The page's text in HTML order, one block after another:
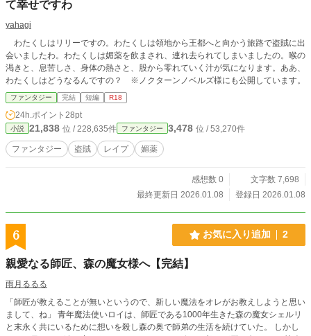
て幸せですわ
yahagi
わたくしはリリーですの。わたくしは領地から王都へと向かう旅路で盗賊に出
会いましたわ。わたくしは媚薬を飲まされ、連れ去られてしまいましたの。喉の
渇きと、息苦しさ、身体の熱さと、股から零れていく汁が気になります。ああ、
わたくしはどうなるんですの？ ※ノクターンノベルズ様にも公開しています。
ファンタジー 完結 短編 R18
24h.ポイント 28pt
小説 21,838 位 / 228,635件 ファンタジー 3,478 位 / 53,270件
ファンタジー 盗賊 レイプ 媚薬
感想数 0
文字数 7,698
最終更新日 2026.01.08
登録日 2026.01.08
6 お気に入り追加 2
親愛なる師匠、森の魔女様へ【完結】
雨月るるる
「師匠が教えることが無いというので、新しい魔法をオレがお教えしようと思い
まして、ね」 青年魔法使いロイは、師匠である1000年生きた森の魔女シェルリ
と末永く共にいるために想いを殺し森の奥で師弟の生活を続けていた。 しかし